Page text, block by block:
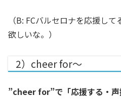
（B: FCバルセロナを応援し
欲しいな。）
2）cheer for〜
”cheer for”で「応援する・